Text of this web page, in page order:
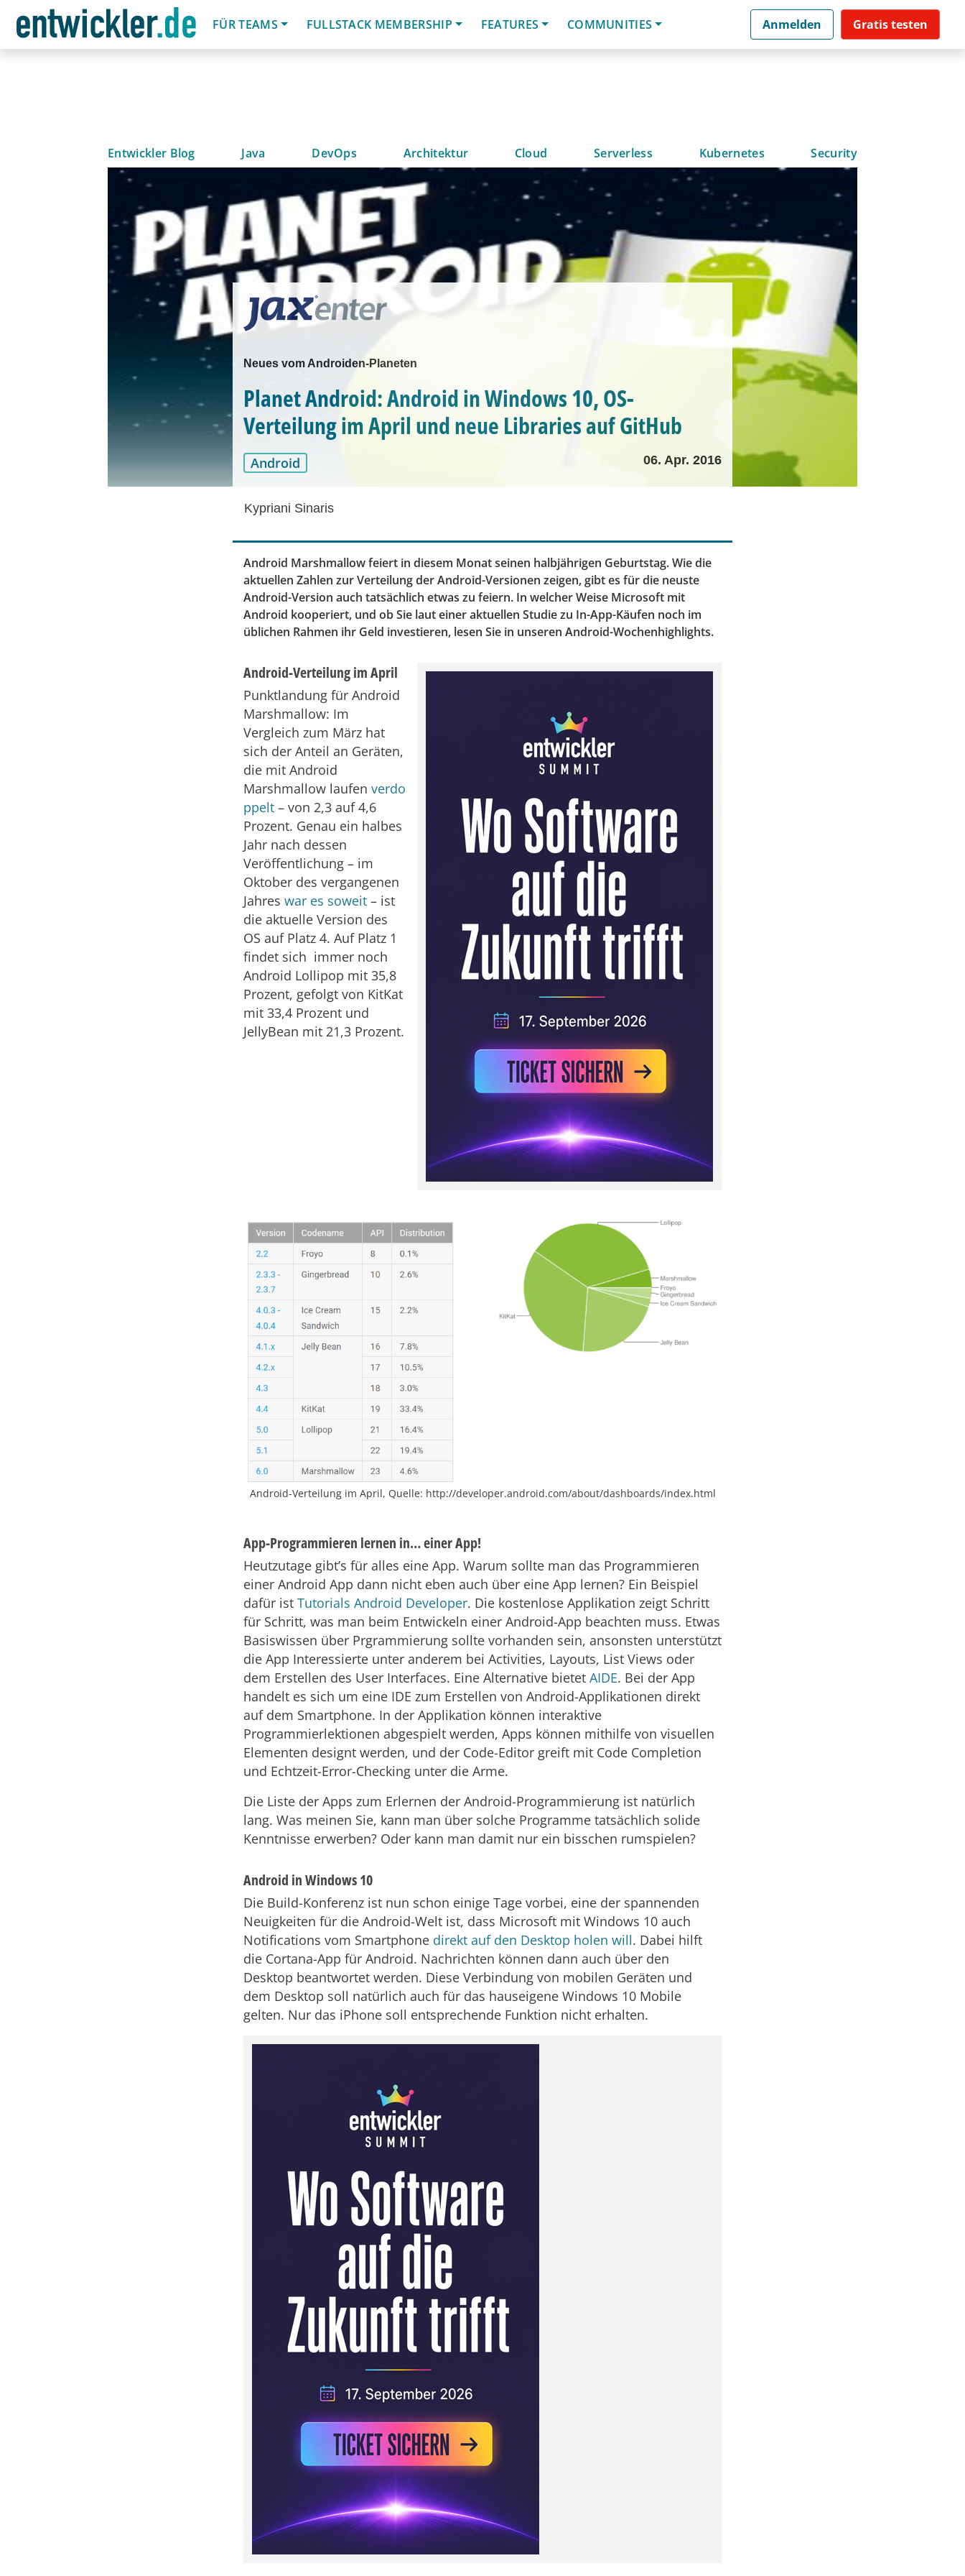
FÜR TEAMS
FULLSTACK MEMBERSHIP FEATURES COMMUNITIES Anmelden Gratis testen
Entwickler Blog Java DevOps Architektur Cloud Serverless Kubernetes Security
Neues vom Androiden-Planeten
Planet Android: Android in Windows 10, OS-
Verteilung im April und neue Libraries auf GitHub
Android 06. Apr. 2016
Kypriani Sinaris
Android Marshmallow feiert in diesem Monat seinen halbjährigen Geburtstag. Wie die
aktuellen Zahlen zur Verteilung der Android-Versionen zeigen, gibt es für die neuste
Android-Version auch tatsächlich etwas zu feiern. In welcher Weise Microsoft mit
Android kooperiert, und ob Sie laut einer aktuellen Studie zu In-App-Käufen noch im
üblichen Rahmen ihr Geld investieren, lesen Sie in unseren Android-Wochenhighlights.
Android-Verteilung im April
Punktlandung für Android
Marshmallow: Im
Vergleich zum März hat
sich der Anteil an Geräten,
die mit Android
Marshmallow laufen verdo
ppelt – von 2,3 auf 4,6
Prozent. Genau ein halbes
Jahr nach dessen
Veröffentlichung – im
Oktober des vergangenen
Jahres war es soweit – ist
die aktuelle Version des
OS auf Platz 4. Auf Platz 1
findet sich immer noch
Android Lollipop mit 35,8
Prozent, gefolgt von KitKat
mit 33,4 Prozent und
JellyBean mit 21,3 Prozent.
Android-Verteilung im April, Quelle: http://developer.android.com/about/dashboards/index.html
App-Programmieren lernen in… einer App!
Heutzutage gibt’s für alles eine App. Warum sollte man das Programmieren
einer Android App dann nicht eben auch über eine App lernen? Ein Beispiel
dafür ist Tutorials Android Developer. Die kostenlose Applikation zeigt Schritt
für Schritt, was man beim Entwickeln einer Android-App beachten muss. Etwas
Basiswissen über Prgrammierung sollte vorhanden sein, ansonsten unterstützt
die App Interessierte unter anderem bei Activities, Layouts, List Views oder
dem Erstellen des User Interfaces. Eine Alternative bietet AIDE. Bei der App
handelt es sich um eine IDE zum Erstellen von Android-Applikationen direkt
auf dem Smartphone. In der Applikation können interaktive
Programmierlektionen abgespielt werden, Apps können mithilfe von visuellen
Elementen designt werden, und der Code-Editor greift mit Code Completion
und Echtzeit-Error-Checking unter die Arme.
Die Liste der Apps zum Erlernen der Android-Programmierung ist natürlich
lang. Was meinen Sie, kann man über solche Programme tatsächlich solide
Kenntnisse erwerben? Oder kann man damit nur ein bisschen rumspielen?
Android in Windows 10
Die Build-Konferenz ist nun schon einige Tage vorbei, eine der spannenden
Neuigkeiten für die Android-Welt ist, dass Microsoft mit Windows 10 auch
Notifications vom Smartphone direkt auf den Desktop holen will. Dabei hilft
die Cortana-App für Android. Nachrichten können dann auch über den
Desktop beantwortet werden. Diese Verbindung von mobilen Geräten und
dem Desktop soll natürlich auch für das hauseigene Windows 10 Mobile
gelten. Nur das iPhone soll entsprechende Funktion nicht erhalten.